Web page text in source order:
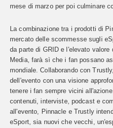
mese di marzo per poi culminare
La combinazione tra i prodotti di
mercato delle scommesse sugli
da parte di GRID e l'elevato valore
Media, farà sì che i fan possano
mondiale. Collaborando con
dell'evento con una visione
tenere i fan sempre vicini
contenuti, interviste, podcast e
all'evento, Pinnacle e Trustly
eSport, sia nuovi che vecchi,